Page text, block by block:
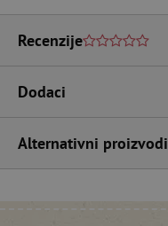
Recenzije
Dodaci
Alternativni proizvodi
Nužno potrebni
funkcionalnost
npr. upis
Ime